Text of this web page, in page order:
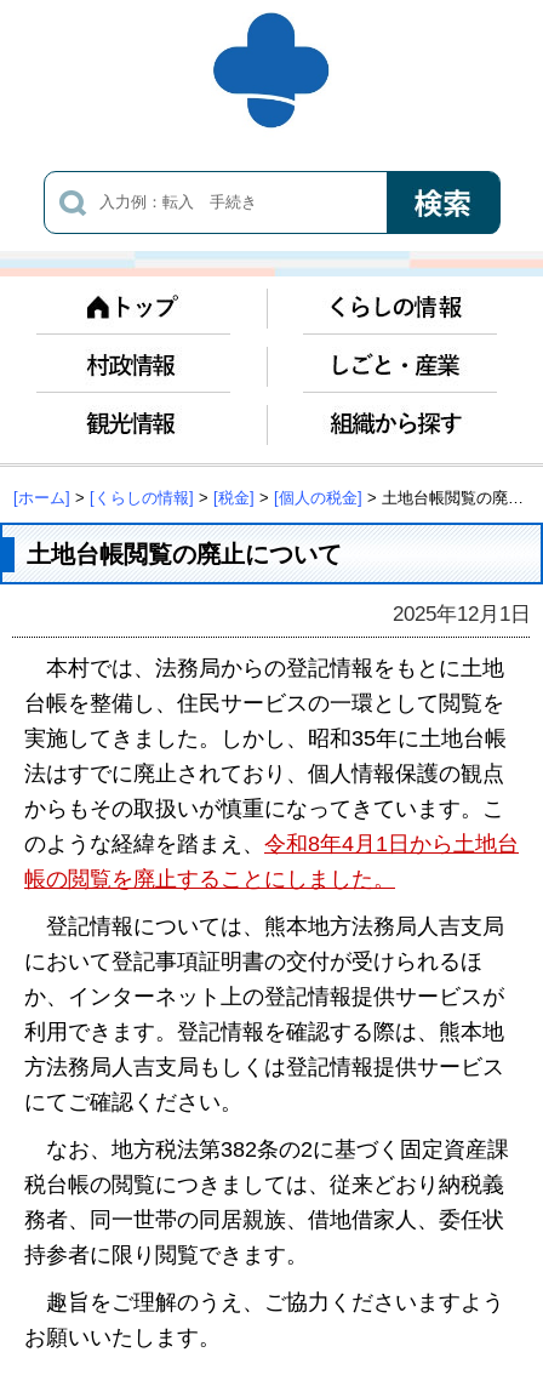
[ホーム] > [くらしの情報] > [税金] > [個人の税金] > 土地台帳閲覧の廃止について
土地台帳閲覧の廃止について
2025年12月1日
本村では、法務局からの登記情報をもとに土地
台帳を整備し、住民サービスの一環として閲覧を
実施してきました。しかし、昭和35年に土地台帳
法はすでに廃止されており、個人情報保護の観点
からもその取扱いが慎重になってきています。こ
のような経緯を踏まえ、 令和8年4月1日から土地台
帳の閲覧を廃止することにしました。
登記情報については、熊本地方法務局人吉支局
において登記事項証明書の交付が受けられるほ
か、インターネット上の登記情報提供サービスが
利用できます。登記情報を確認する際は、熊本地
方法務局人吉支局もしくは登記情報提供サービス
にてご確認ください。
なお、地方税法第382条の2に基づく固定資産課
税台帳の閲覧につきましては、従来どおり納税義
務者、同一世帯の同居親族、借地借家人、委任状
持参者に限り閲覧できます。
趣旨をご理解のうえ、ご協力くださいますよう
お願いいたします。